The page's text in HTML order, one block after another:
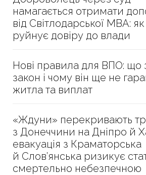
намагається отримати
від Світлодарської МВА:
руйнує довіру до влади
Нові правила для ВПО: що
закон і чому він ще не
житла та виплат
«Ждуни» перекривають
з Донеччини на Дніпро й
евакуація з Краматорська
й Слов’янська ризикує
смертельно небезпечною